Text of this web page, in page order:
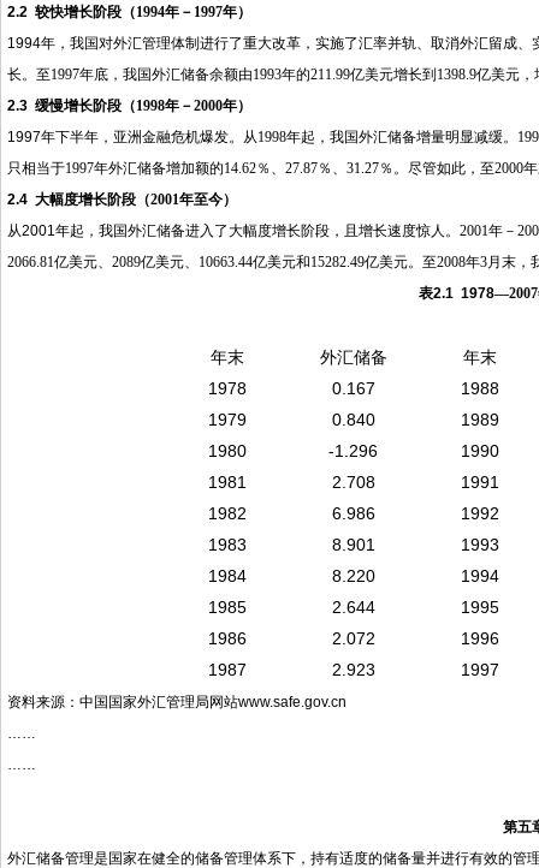
2.2 较快增长阶段（1994年－ 1997年）
1994年，我国对外汇管理体制进行了重大改革，实施了汇率并轨、取消外汇留成
长。至1997年底，我国外汇储备余额由1993年的211.99亿美元增长到 1398.9亿美元，
2.3 缓慢增长阶段（1998年－2000年）
1997年下半年，亚洲金融危机爆发。从1998年起，我国外汇储备增量明显减缓。
只相当于1997年外汇储备增加额的14.62％、 27.87％、 31.27％。尽管如此，至2000
2.4 大幅度增长阶段（2001年至今）
从2001年起，我国外汇储备进入了大幅度增长阶段，且增长速度惊人。 2001年－
2066.81亿美元、 2089亿美元、 10663.44亿美元和15282.49亿美元。至2008年3月末，
表2.1 1978—2007
年末 外汇储备
年末
1978
0.167
1988
1979
0.840
1989
1980
-1.296
1990
1981
2.708
1991
1982
6.986
1992
1983
8.901
1993
1984
8.220
1994
1985
2.644
1995
1986
2.072
1996
1987
2.923 1997
资料来源：中国国家外汇管理局网站www.safe.gov.cn
……
……
第五
外汇储备管理是国家在健全的储备管理体系下，持有适度的储备量并进行有效的